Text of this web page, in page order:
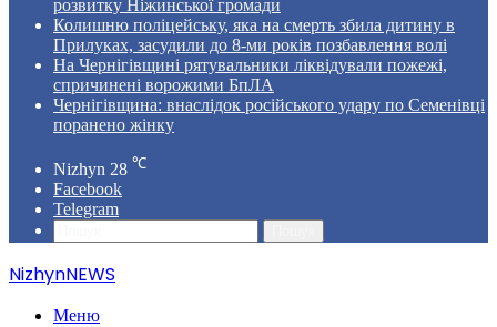
розвитку Ніжинської громади
Колишню поліцейську, яка на смерть збила дитину в
Прилуках, засудили до 8-ми років позбавлення волі
На Чернігівщині рятувальники ліквідували пожежі,
спричинені ворожими БпЛА
Чернігівщина: внаслідок російського удару по Семенівці
поранено жінку
Nizhyn 28 ℃
Facebook
Telegram
NizhynNEWS
Меню